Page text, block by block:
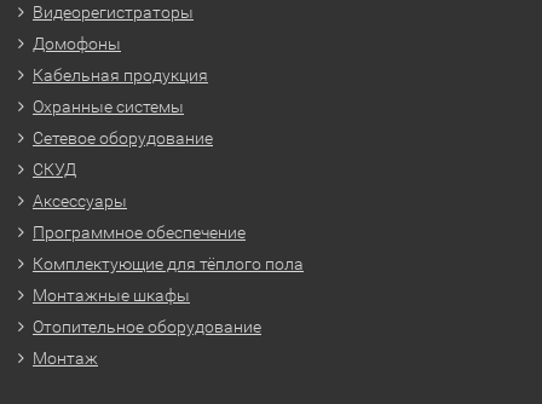
Видеорегистраторы
Домофоны
Кабельная продукция
Охранные системы
Сетевое оборудование
СКУД
Аксессуары
Программное обеспечение
Комплектующие для тёплого пола
Монтажные шкафы
Отопительное оборудование
Монтаж